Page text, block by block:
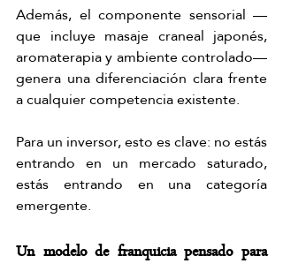
Además, el componente sensorial —
que incluye masaje craneal japonés,
aromaterapia y ambiente controlado—
genera una diferenciación clara frente
a cualquier competencia existente.
Para un inversor, esto es clave: no estás
entrando en un mercado saturado,
estás entrando en una categoría
emergente.
Un modelo de franquicia pensado para